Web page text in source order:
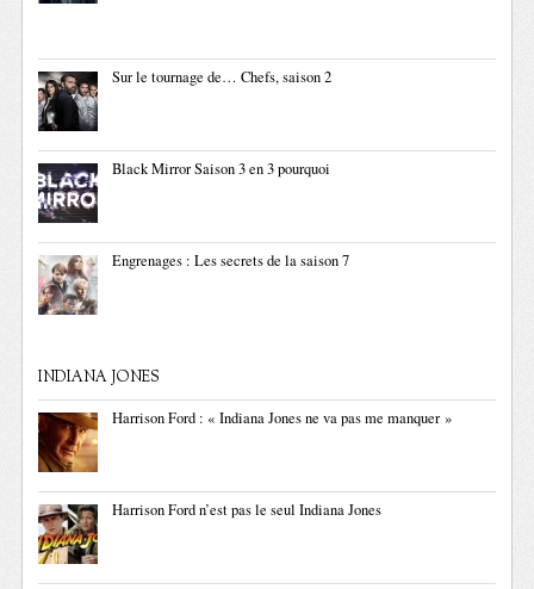
Sur le tournage de… Chefs, saison 2
Black Mirror Saison 3 en 3 pourquoi
Engrenages : Les secrets de la saison 7
INDIANA JONES
Harrison Ford : « Indiana Jones ne va pas me manquer »
Harrison Ford n’est pas le seul Indiana Jones